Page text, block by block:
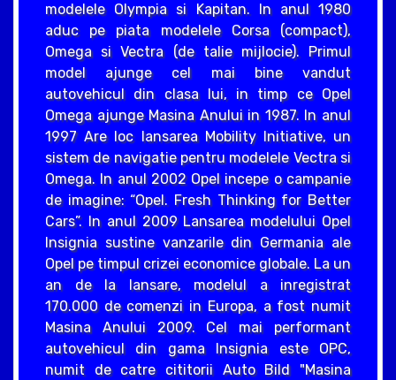
modelele Olympia si Kapitan. In anul 1980
aduc pe piata modelele Corsa (compact),
Omega si Vectra (de talie mijlocie). Primul
model ajunge cel mai bine vandut
autovehicul din clasa lui, in timp ce Opel
Omega ajunge Masina Anului in 1987. In anul
1997 Are loc lansarea Mobility Initiative, un
sistem de navigatie pentru modelele Vectra si
Omega. In anul 2002 Opel incepe o campanie
de imagine: “Opel. Fresh Thinking for Better
Cars”. In anul 2009 Lansarea modelului Opel
Insignia sustine vanzarile din Germania ale
Opel pe timpul crizei economice globale. La un
an de la lansare, modelul a inregistrat
170.000 de comenzi in Europa, a fost numit
Masina Anului 2009. Cel mai performant
autovehicul din gama Insignia este OPC,
numit de catre cititorii Auto Bild "Masina